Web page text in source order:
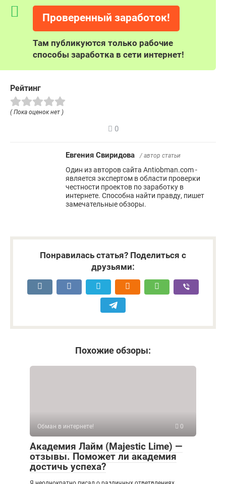
Проверенный заработок!
Там публикуются только рабочие
способы заработка в сети интернет!
Рейтинг
( Пока оценок нет )
0
Евгения Свиридова / автор статьи
Один из авторов сайта Antiobman.com -
является экспертом в области проверки
честности проектов по заработку в
интернете. Способна найти правду, пишет
замечательные обзоры.
Понравилась статья? Поделиться с
друзьями:
Похожие обзоры:
Обман в интернете! 0
Академия Лайм (Majestic Lime) —
отзывы. Поможет ли академия
достичь успеха?